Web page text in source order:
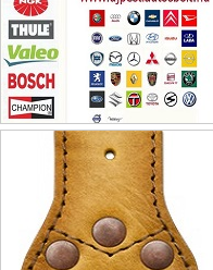
Jato Carparts Újpesti autósbolt